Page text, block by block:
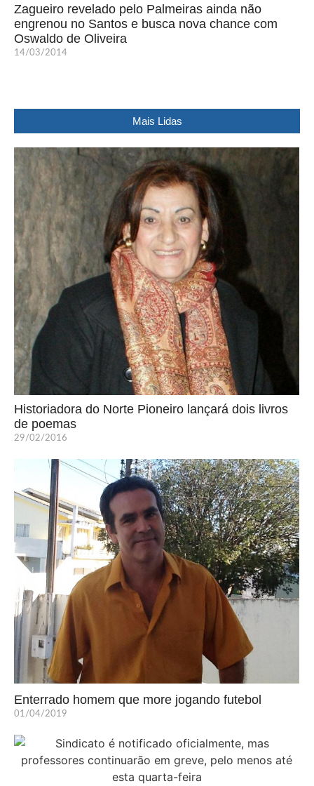
Zagueiro revelado pelo Palmeiras ainda não
engrenou no Santos e busca nova chance com
Oswaldo de Oliveira
14/03/2014
Mais Lidas
Historiadora do Norte Pioneiro lançará dois livros
de poemas
29/02/2016
Enterrado homem que more jogando futebol
01/04/2019